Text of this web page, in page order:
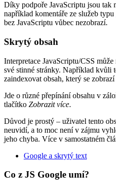
Díky podpoře JavaScriptu jsou tak
například komentáře ze služeb typu
bez JavaScriptu vůbec nezobrazí.
Skrytý obsah
Interpretace JavaScriptu/CSS
své stinné stránky. Například kvůli
zaindexovat obsah, který se
Jde o různé přepínání obsahu v
tlačítko Zobrazit více.
Důvod je prostý – uživatel tento
neuvidí, a to moc není v zájmu
jeho chyba. Více v samostatném
Google a skrytý text
Co z JS Google umí?